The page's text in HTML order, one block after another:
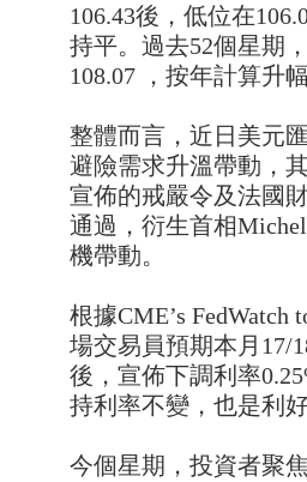
106.43後，低位在
持平。過去52個星期
108.07 ，按年計算升
整體而言，近日美元
避險需求升溫帶動，
宣佈的戒嚴令及法國
通過，衍生首相
機帶動。
根據CME’s
場交易員預期本月17/
後，宣佈下調利率
持利率不變，也是利
今個星期，投資者聚